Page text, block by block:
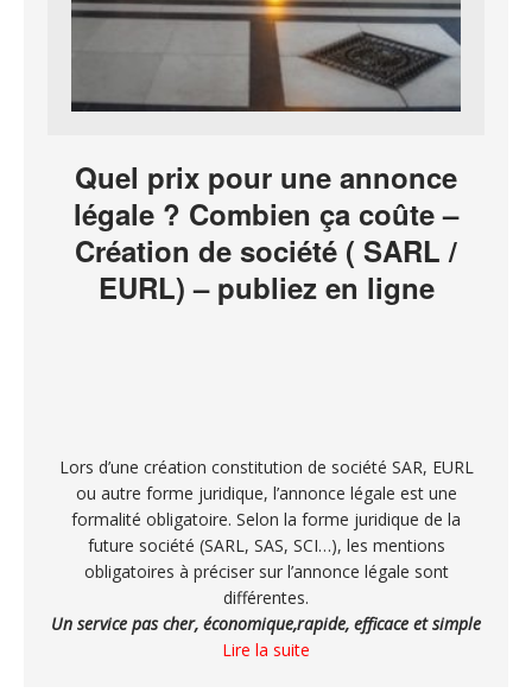
Quel prix pour une annonce
légale ? Combien ça coûte –
Création de société ( SARL /
EURL) – publiez en ligne
Lors d’une création constitution de société SAR, EURL
ou autre forme juridique, l’annonce légale est une
formalité obligatoire. Selon la forme juridique de la
future société (SARL, SAS, SCI…), les mentions
obligatoires à préciser sur l’annonce légale sont
différentes.
Un service pas cher, économique,rapide, efficace et simple
Lire la suite